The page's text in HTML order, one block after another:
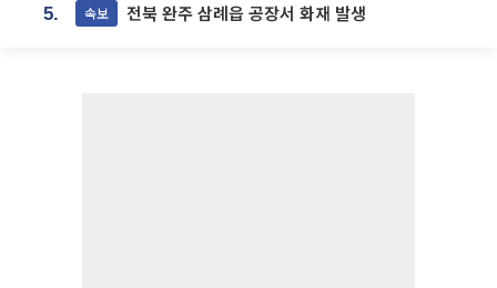
5. 속보 전북 완주 삼례읍 공장서 화재 발생